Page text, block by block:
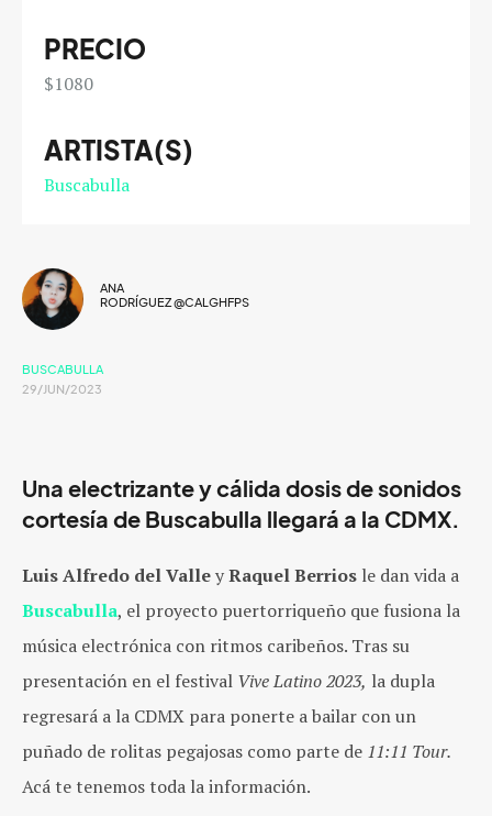
PRECIO
$1080
ARTISTA(S)
Buscabulla
ANA
RODRÍGUEZ @CALGHFPS
BUSCABULLA
29/JUN/2023
Una electrizante y cálida dosis de sonidos
cortesía de Buscabulla llegará a la CDMX.
Luis Alfredo del ValleyRaquel Berrios le dan vida a
Buscabulla, el proyecto puertorriqueño que fusiona la
música electrónica con ritmos caribeños. Tras su
presentación en el festival Vive Latino 2023, la dupla
regresará a la CDMX para ponerte a bailar con un
puñado de rolitas pegajosas como parte de 11:11 Tour.
Acá te tenemos toda la información.